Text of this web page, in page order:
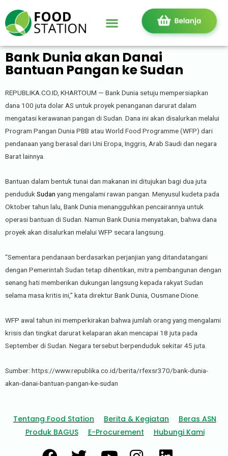
Bank Dunia akan Danai
Bantuan Pangan ke Sudan
REPUBLIKA.CO.ID, KHARTOUM — Bank Dunia setuju mempersiapkan
dana 100 juta dolar AS untuk proyek penanganan darurat dalam
mengatasi kerawanan pangan di Sudan. Dana ini akan disalurkan melalui
Program Pangan Dunia PBB atau World Food Programme (WFP) dari
pendanaan yang berasal dari Uni Eropa, Inggris, Arab Saudi dan negara
Barat lainnya.
Bantuan dalam bentuk tunai dan makanan ini ditujukan bagi dua juta
penduduk Sudan yang mengalami rawan pangan. Menyusul kudeta pada
Oktober tahun lalu, Bank Dunia menangguhkan pencairannya untuk
operasi bantuan di Sudan. Namun Bank Dunia menyatakan, bahwa dana
proyek akan disalurkan melalui WFP secara langsung.
“Sementara pendanaan berdasarkan perjanjian yang ditandatangani
dengan Pemerintah Sudan tetap dihentikan, mitra pembangunan dengan
senang hati memberikan dukungan langsung kepada rakyat Sudan
selama masa kritis ini,” kata direktur Bank Dunia, Ousmane Dione.
WFP awal tahun ini memperkirakan bahwa jumlah orang yang mengalami
krisis dan tingkat darurat kelaparan akan mencapai 18 juta pada
September di Sudan. Negara tersebut berpenduduk sekitar 45 juta.
Sumber: https://www.republika.co.id/berita/rfexsr370/bank-dunia-
akan-danai-bantuan-pangan-ke-sudan
Tentang Food Station Berita & Kegiatan
Beras ASN
Produk BAGUS
E-Procurement Hubungi Kami